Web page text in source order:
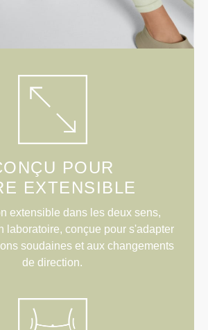
POUR
EXTENSIBLE
extensible dans les deux sens,
laboratoire, conçue pour s'adapter
soudaines et aux changements
de direction.